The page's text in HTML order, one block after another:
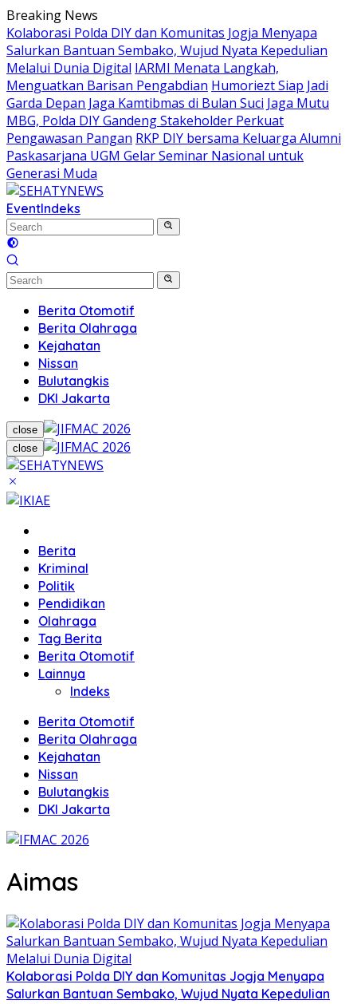
Skip
to
content
Breaking News
Kolaborasi Polda DIY dan Komunitas Jogja Menyapa
Salurkan Bantuan Sembako, Wujud Nyata Kepedulian
Melalui Dunia Digital IARMI Menata Langkah,
Menguatkan Barisan Pengabdian Humoriezt Siap Jadi
Garda Depan Jaga Kamtibmas di Bulan Suci Jaga Mutu
MBG, Polda DIY Gandeng Stakeholder Perkuat
Pengawasan Pangan RKP DIY bersama Keluarga Alumni
Paskasarjana UGM Gelar Seminar Nasional untuk
Generasi Muda
EventIndeks
Berita Otomotif
Berita Olahraga
Kejahatan
Nissan
Bulutangkis
DKI Jakarta
close
close
Berita
Kriminal
Politik
Pendidikan
Olahraga
Tag Berita
Berita Otomotif
Lainnya
Indeks
Berita Otomotif
Berita Olahraga
Kejahatan
Nissan
Bulutangkis
DKI Jakarta
Aimas
Kolaborasi Polda DIY dan Komunitas Jogja Menyapa
Salurkan Bantuan Sembako, Wujud Nyata Kepedulian